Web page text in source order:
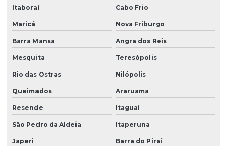
Empresa especializada em canteiro de obras em curitiba
Empresa especializada em canteiro de obras em paraná
Empresa de refeitório para canteiro de obra
Empresa de refeitório para canteiro de obra em pr
Empresa de vestiário para canteiro de obra
Empresas de montagem de canteiro de obras
Empresas de montagem de canteiro de obras em paraná
Itaboraí Cabo Frio
Maricá Nova Friburgo
Barra Mansa Angra dos Reis
Mesquita Teresópolis
Rio das Ostras Nilópolis
Queimados Araruama
Resende Itaguaí
São Pedro da Aldeia Itaperuna
Japeri Barra do Piraí